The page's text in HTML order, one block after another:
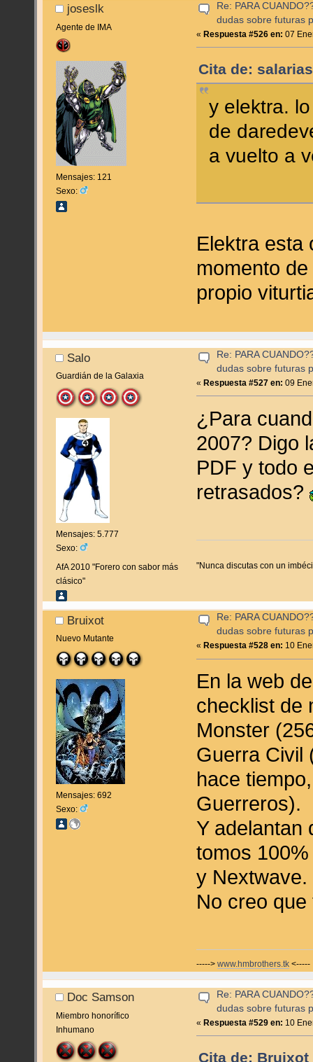
joseslk
Agente de IMA
Mensajes: 121
Sexo:
Re: PARA
dudas sobre futuras
« Respuesta #526 en: 07
Cita de:
y elektra.
de
a vuelto a
Elektra esta
momento
propio
Salo
Guardián de la Galaxia
Mensajes: 5.777
Sexo:
AfA 2010 "Forero con sabor más
clásico"
Re: PARA
dudas sobre futuras
« Respuesta #527 en: 09
¿Para
2007? Digo
PDF y todo
retrasados?
"Nunca discutas con un
Bruixot
Nuevo Mutante
Mensajes: 692
Sexo:
Re: PARA
dudas sobre futuras
« Respuesta #528 en: 10
En la web
checklist de
Monster
Guerra Civil
hace
Guerreros).
Y adelantan
tomos
y Nextwave.
No creo
----->www.hmbrothers.tk <-----
Doc Samson
Miembro honorífico
Inhumano
Re: PARA
dudas sobre futuras
« Respuesta #529 en: 10
Cita de: Bruixot